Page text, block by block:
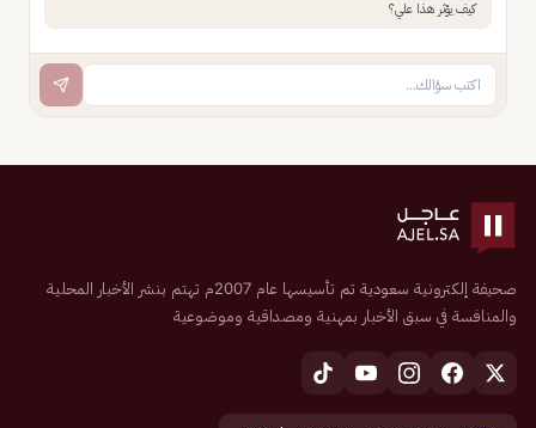
كيف يؤثر هذا علي؟
صحيفة إلكترونية سعودية تم تأسيسها عام 2007م تهتم بنشر الأخبار المحلية
والمنافسة في سبق الأخبار بمهنية ومصداقية وموضوعية